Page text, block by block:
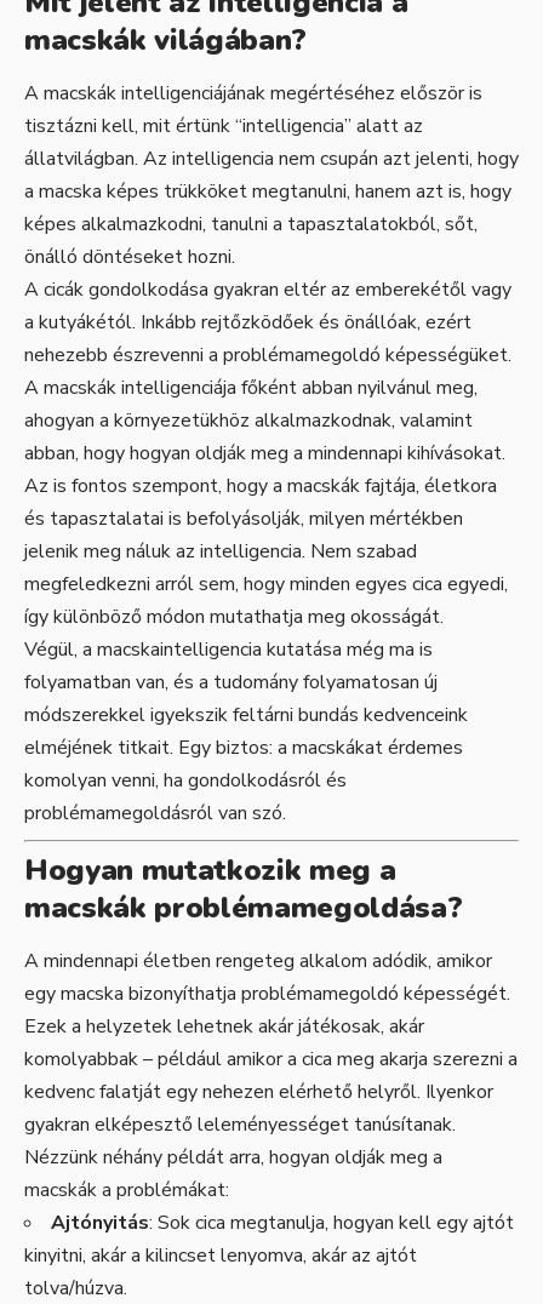
macskák világában?
A macskák intelligenciájának megértéséhez először is
tisztázni kell, mit értünk “intelligencia” alatt az
állatvilágban. Az intelligencia nem csupán azt jelenti, hogy
a macska képes trükköket megtanulni, hanem azt is, hogy
képes alkalmazkodni, tanulni a tapasztalatokból, sőt,
önálló döntéseket hozni.
A cicák gondolkodása gyakran eltér az emberekétől vagy
a kutyákétól. Inkább rejtőzködőek és önállóak, ezért
nehezebb észrevenni a problémamegoldó képességüket.
A macskák intelligenciája főként abban nyilvánul meg,
ahogyan a környezetükhöz alkalmazkodnak, valamint
abban, hogy hogyan oldják meg a mindennapi kihívásokat.
Az is fontos szempont, hogy a macskák fajtája, életkora
és tapasztalatai is befolyásolják, milyen mértékben
jelenik meg náluk az intelligencia. Nem szabad
megfeledkezni arról sem, hogy minden egyes cica egyedi,
így különböző módon mutathatja meg okosságát.
Végül, a macskaintelligencia kutatása még ma is
folyamatban van, és a tudomány folyamatosan új
módszerekkel igyekszik feltárni bundás kedvenceink
elméjének titkait. Egy biztos: a macskákat érdemes
komolyan venni, ha gondolkodásról és
problémamegoldásról van szó.
Hogyan mutatkozik meg a
macskák problémamegoldása?
A mindennapi életben rengeteg alkalom adódik, amikor
egy macska bizonyíthatja problémamegoldó képességét.
Ezek a helyzetek lehetnek akár játékosak, akár
komolyabbak – például amikor a cica meg akarja szerezni a
kedvenc falatját egy nehezen elérhető helyről. Ilyenkor
gyakran elképesztő leleményességet tanúsítanak.
Nézzünk néhány példát arra, hogyan oldják meg a
macskák a problémákat:
Ajtónyitás: Sok cica megtanulja, hogyan kell egy ajtót
kinyitni, akár a kilincset lenyomva, akár az ajtót
tolva/húzva.